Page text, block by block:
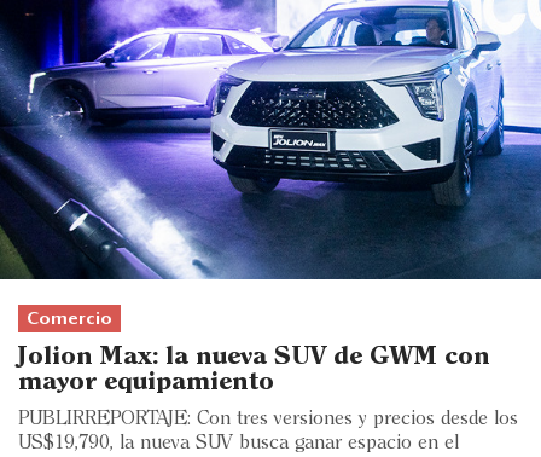
¿Qué está pasando?
Sectores y Empresas
Management
Economía y Finanzas
Legal y Política
Eventos
Blogs
Ranking CEO
Comercio
Jolion Max: la nueva SUV de GWM con
mayor equipamiento
PUBLIRREPORTAJE: Con tres versiones y precios desde los
US$19,790, la nueva SUV busca ganar espacio en el